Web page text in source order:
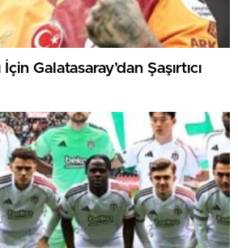
İçin Galatasaray’dan Şaşırtıcı